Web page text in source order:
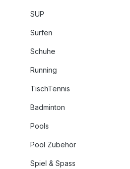
SUP
Surfen
Schuhe
Running
TischTennis
Badminton
Pools
Pool Zubehör
Spiel & Spass